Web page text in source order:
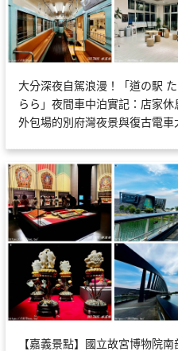
大分深夜自駕浪漫！「道の駅 た
らら」夜間車中泊實記：店家休
外包場的別府灣夜景與復古電車
【嘉義景點】國立故宮博物院南